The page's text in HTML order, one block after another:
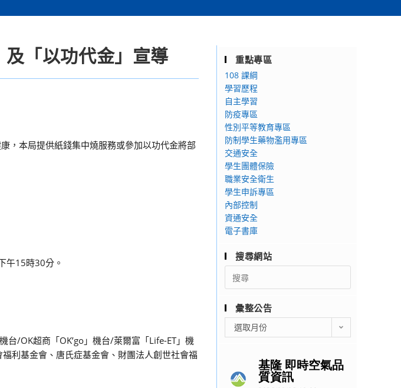
「以功代金」宣導
，本局提供紙錢集中燒服務或參加以功代金將部
午15時30分。
/OK超商「OK’go」機台/萊爾富「Life-ET」機
利基金會、唐氏症基金會、財團法人創世社會福
重點專區
108 課綱
學習歷程
自主學習
防疫專區
性別平等教育專區
防制學生藥物濫用專區
交通安全
學生團體保險
職業安全衛生
學生申訴專區
內部控制
資通安全
電子書庫
搜尋網站
Search
for:
彙整公告
整
選取月份